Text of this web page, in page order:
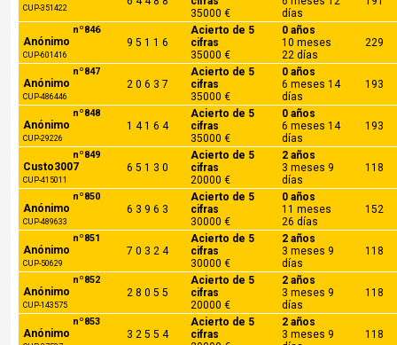
CUP-351422
35000 €
días
nº846
Anónimo
CUP-601416
9 5 1 1 6
Acierto de 5
cifras
35000 €
0 años
10 meses
22 días
229
nº847
Anónimo
CUP-486446
2 0 6 3 7
Acierto de 5
cifras
35000 €
0 años
6 meses 14
días
193
nº848
Anónimo
CUP-29226
1 4 1 6 4
Acierto de 5
cifras
35000 €
0 años
6 meses 14
días
193
nº849
Custo3007
CUP-415011
6 5 1 3 0
Acierto de 5
cifras
20000 €
2 años
3 meses 9
días
118
nº850
Anónimo
CUP-489633
6 3 9 6 3
Acierto de 5
cifras
30000 €
0 años
11 meses
26 días
152
nº851
Anónimo
CUP-50629
7 0 3 2 4
Acierto de 5
cifras
30000 €
2 años
3 meses 9
días
118
nº852
Anónimo
CUP-143575
2 8 0 5 5
Acierto de 5
cifras
20000 €
2 años
3 meses 9
días
118
nº853
Anónimo 3 2 5 5 4
Acierto de 5
cifras
2 años
3 meses 9
118